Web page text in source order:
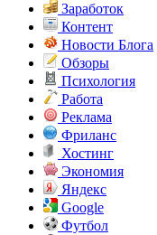
Заработок
Контент
Новости Блога
Обзоры
Психология
Работа
Реклама
Фриланс
Хостинг
Экономия
Яндекс
Google
Футбол